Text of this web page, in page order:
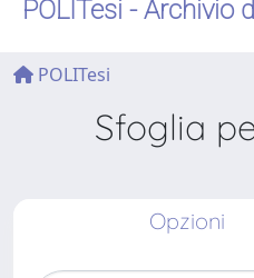
POLITesi - Archivio
POLITesi
Sfoglia
Opzioni